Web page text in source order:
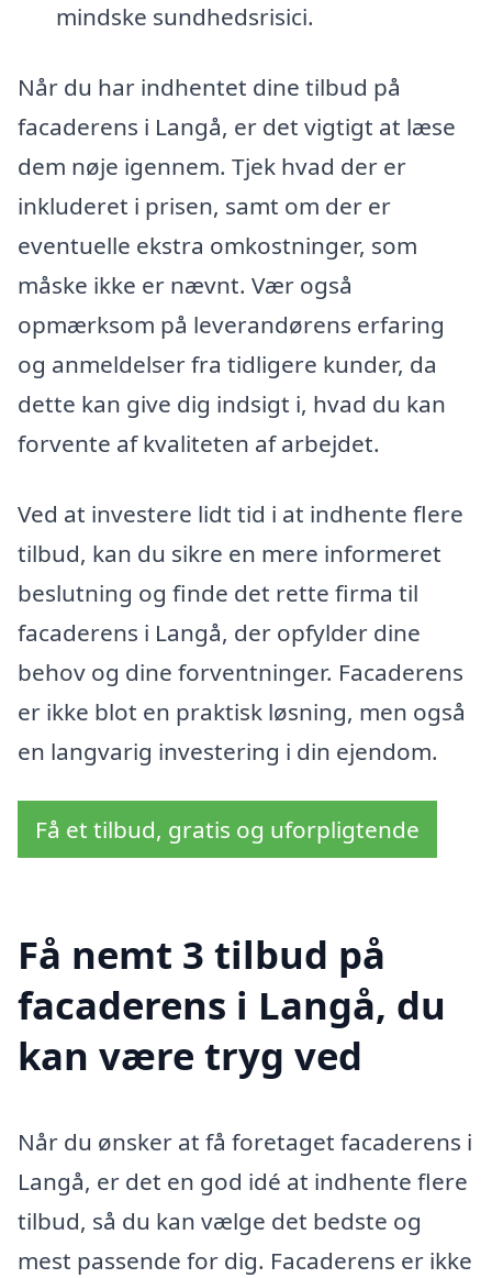
mindske sundhedsrisici.
Når du har indhentet dine tilbud på
facaderens i Langå, er det vigtigt at læse
dem nøje igennem. Tjek hvad der er
inkluderet i prisen, samt om der er
eventuelle ekstra omkostninger, som
måske ikke er nævnt. Vær også
opmærksom på leverandørens erfaring
og anmeldelser fra tidligere kunder, da
dette kan give dig indsigt i, hvad du kan
forvente af kvaliteten af arbejdet.
Ved at investere lidt tid i at indhente flere
tilbud, kan du sikre en mere informeret
beslutning og finde det rette firma til
facaderens i Langå, der opfylder dine
behov og dine forventninger. Facaderens
er ikke blot en praktisk løsning, men også
en langvarig investering i din ejendom.
Få et tilbud, gratis og uforpligtende
Få nemt 3 tilbud på
facaderens i Langå, du
kan være tryg ved
Når du ønsker at få foretaget facaderens i
Langå, er det en god idé at indhente flere
tilbud, så du kan vælge det bedste og
mest passende for dig. Facaderens er ikke